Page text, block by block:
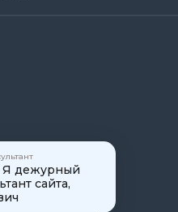
Я дежурный
сайта,